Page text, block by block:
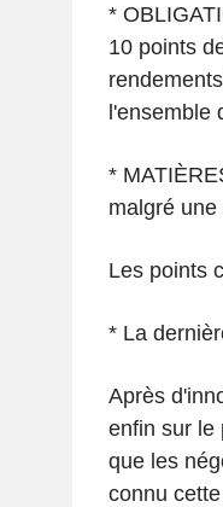
*
10 points
l'ensemble
*
malgré
Les points
* La
Après
enfin sur le
que les
connu